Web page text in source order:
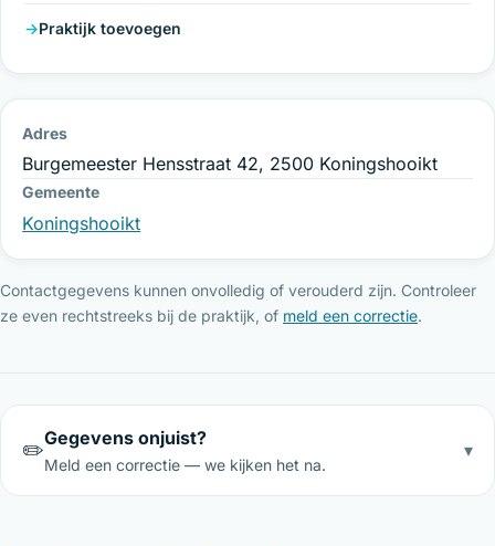
Praktijk toevoegen
Adres
Burgemeester Hensstraat 42, 2500 Koningshooikt
Gemeente
Koningshooikt
Contactgegevens kunnen onvolledig of verouderd zijn. Controleer
ze even rechtstreeks bij de praktijk, of meld een correctie.
✏️Gegevens onjuist?
Meld een correctie — we kijken het na.
▾